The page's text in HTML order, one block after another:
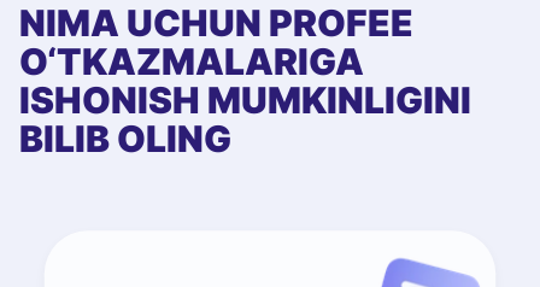
NIMA UCHUN PROFEE
O‘TKAZMALARIGA
ISHONISH MUMKINLIGINI
BILIB OLING